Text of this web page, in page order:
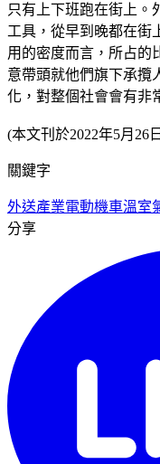
只有上下班跑在街上。
工具，從早到晚都在街
用的密度而言，所占的
意帶頭就他們旗下承攬
化，對整個社會會有非
(本文刊於2022年5月26
關鍵字
外送產業電動機車溫室
分享